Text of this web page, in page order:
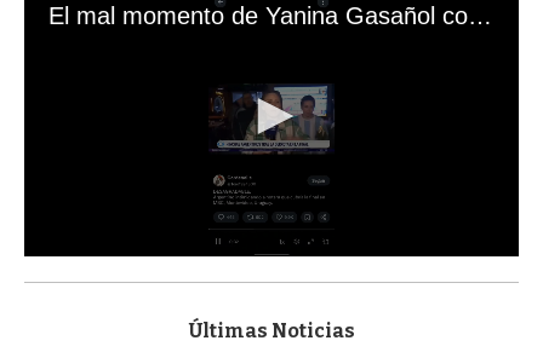
El mal momento de Yanina Gasañol con un hincha argentino en "Subrayado"
s
Últimas Noticias